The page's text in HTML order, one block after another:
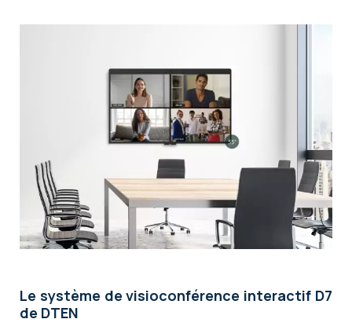
Le système de visioconférence interactif D7
de DTEN